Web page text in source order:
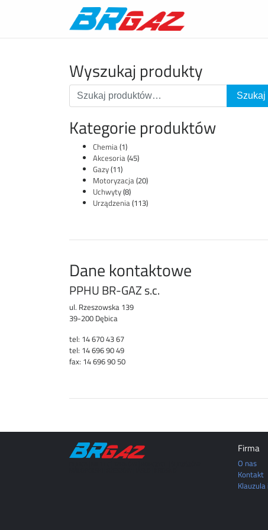
Wyszukaj produkty
Kategorie produktów
Chemia(1)
Akcesoria(45)
Gazy(11)
Motoryzacja(20)
Uchwyty(8)
Urządzenia(113)
Dane kontaktowe
PPHU BR-GAZ s.c.
ul. Rzeszowska 139
39-200 Dębica
tel: 14 670 43 67
tel: 14 696 90 49
fax: 14 696 90 50
Firma
O nas
Kontakt